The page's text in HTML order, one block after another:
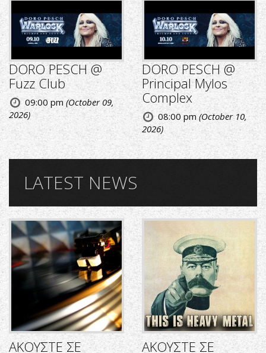
DORO PESCH @
Fuzz Club
09:00 pm (October 09,
2026)
DORO PESCH @
Principal Mylos
Complex
08:00 pm (October 10,
2026)
LATEST NEWS
ΑΚΟΥΣΤΕ ΣΕ
ΑΚΟΥΣΤΕ ΣΕ